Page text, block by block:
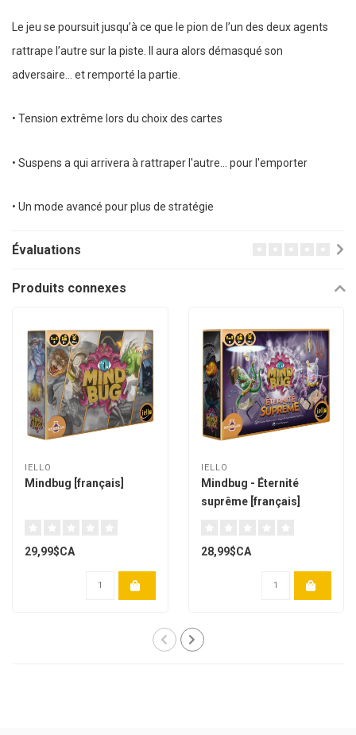
Le jeu se poursuit jusqu’à ce que le pion de l’un des deux agents
rattrape l’autre sur la piste. Il aura alors démasqué son
adversaire… et remporté la partie.
• Tension extrême lors du choix des cartes
• Suspens a qui arrivera à rattraper l'autre... pour l'emporter
• Un mode avancé pour plus de stratégie
Évaluations
Produits connexes
IELLO
Mindbug [français]
29,99$CA
IELLO
Mindbug - Éternité
suprême [français]
28,99$CA